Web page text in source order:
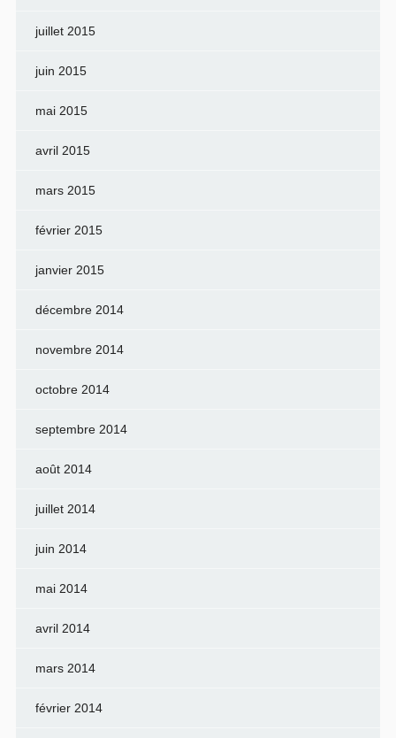
juillet 2015
juin 2015
mai 2015
avril 2015
mars 2015
février 2015
janvier 2015
décembre 2014
novembre 2014
octobre 2014
septembre 2014
août 2014
juillet 2014
juin 2014
mai 2014
avril 2014
mars 2014
février 2014